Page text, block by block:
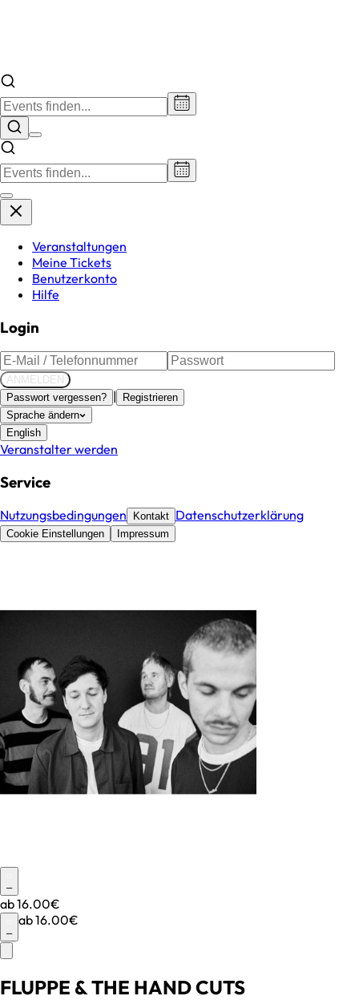
Veranstaltungen
Meine Tickets
Benutzerkonto
Hilfe
Login
ANMELDEN
Passwort vergessen? |
Registrieren
Sprache ändern
English
Veranstalter werden
Service
Nutzungsbedingungen Kontakt Datenschutzerklärung
Cookie Einstellungen Impressum
–
ab16.00€
–
ab16.00€
FLUPPE & THE HAND CUTS